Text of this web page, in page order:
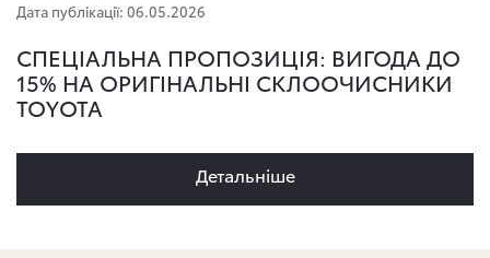
Дата публікації: 06.05.2026
СПЕЦІАЛЬНА ПРОПОЗИЦІЯ: ВИГОДА ДО
15% НА ОРИГІНАЛЬНІ СКЛООЧИСНИКИ
TOYOTA
Детальнiше